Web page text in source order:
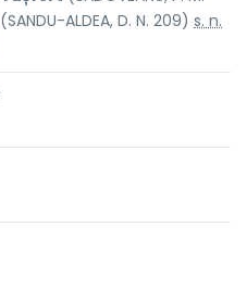
(SANDU-ALDEA, D. N. 209) s. n.